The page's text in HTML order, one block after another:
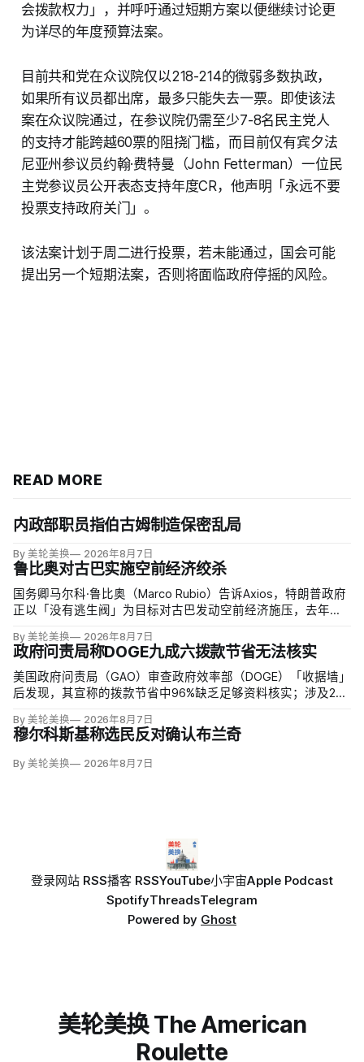
会拨款权力」，并呼吁通过短期方案以便继续讨论更
为详尽的年度预算法案。
目前共和党在众议院仅以218-214的微弱多数执政，
如果所有议员都出席，最多只能失去一票。即使该法
案在众议院通过，在参议院仍需至少7-8名民主党人
的支持才能跨越60票的阻挠门槛，而目前仅有宾夕法
尼亚州参议员约翰·费特曼（John Fetterman）一位民
主党参议员公开表态支持年度CR，他声明「永远不要
投票支持政府关门」。
该法案计划于周二进行投票，若未能通过，国会可能
提出另一个短期法案，否则将面临政府停摇的风险。
READ MORE
内政部职员指伯古姆制造保密乱局
By 美轮美换 2026年8月7日
鲁比奥对古巴实施空前经济绞杀
国务卿马尔科·鲁比奥（Marco Rubio）告诉Axios，特朗普政府
正以「没有逃生阀」为目标对古巴发动空前经济施压，去年以
其他国家切断古巴医生输出项目。
By 美轮美换 2026年8月7日
政府问责局称DOGE九成六拨款节省无法核实
美国政府问责局（GAO）审查政府效率部（DOGE）「收据墙」
后发现，其宣称的拨款节省中96%缺乏足够资料核实；涉及274
三分之二无法验证或不符合其公开方法，264份拟终止租约中
108份早已进入终止流程。
By 美轮美换 2026年8月7日
穆尔科斯基称选民反对确认布兰奇
By 美轮美换 2026年8月7日
登录网站 RSS播客 RSSYouTube小宇宙Apple Podcast
SpotifyThreadsTelegram
Powered by Ghost
美轮美换 The American
Roulette